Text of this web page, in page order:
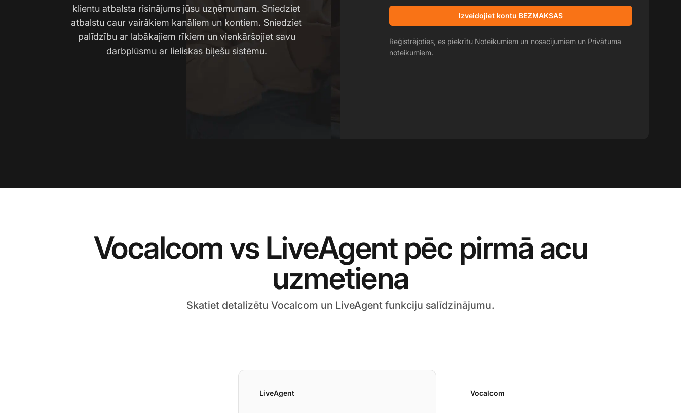
klientu atbalsta risinājums jūsu uzņēmumam. Sniedziet
atbalstu caur vairākiem kanāliem un kontiem. Sniedziet
palīdzību ar labākajiem rīkiem un vienkāršojiet savu
darbplūsmu ar lieliskas biļešu sistēmu.
Izveidojiet kontu BEZMAKSAS
Reģistrējoties, es piekrītu Noteikumiem un nosacījumiem un Privātuma
noteikumiem.
Vocalcom vs LiveAgent pēc pirmā acu
uzmetiena
Skatiet detalizētu Vocalcom un LiveAgent funkciju salīdzinājumu.
LiveAgent Vocalcom